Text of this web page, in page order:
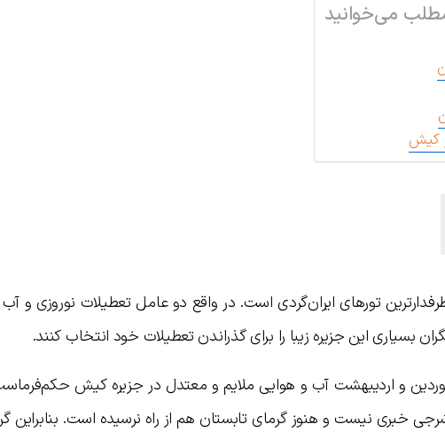
می‌خوانید
کیش
تورهای ایران‌گردی است. در واقع دو عامل تعطیلات نوروزی و
بسیاری این جزیره زیبا را برای گذراندن تعطیلات خود انتخاب کنند.
و اردیبهشت آب و هوایی ملایم و معتدل در جزیره کیش
خبری نیست و هنوز گرمای تابستان هم از راه نرسیده است. بنابراین